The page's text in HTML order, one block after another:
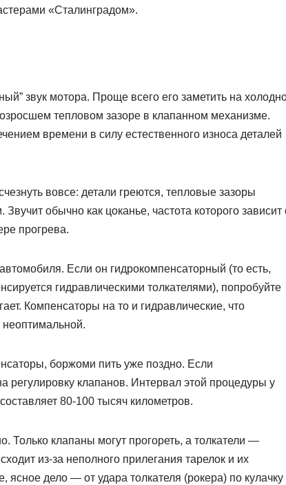
«Сталинградом».
звук мотора. Проще всего его заметить на
тепловом зазоре в клапанном механизме.
времени в силу естественного износа деталей
вовсе: детали греются, тепловые зазоры
обычно как цоканье, частота которого зависит
прогрева.
Если он гидрокомпенсаторный (то есть,
гидравлическими толкателями), попробуйте
Компенсаторы на то и гидравлические, что
боржоми пить уже поздно. Если
регулировку клапанов. Интервал этой процедуры у
80-100 тысяч километров.
Только клапаны могут прогореть, а толкатели —
из-за неполного прилегания тарелок и их
дело — от удара толкателя (рокера) по кулачку